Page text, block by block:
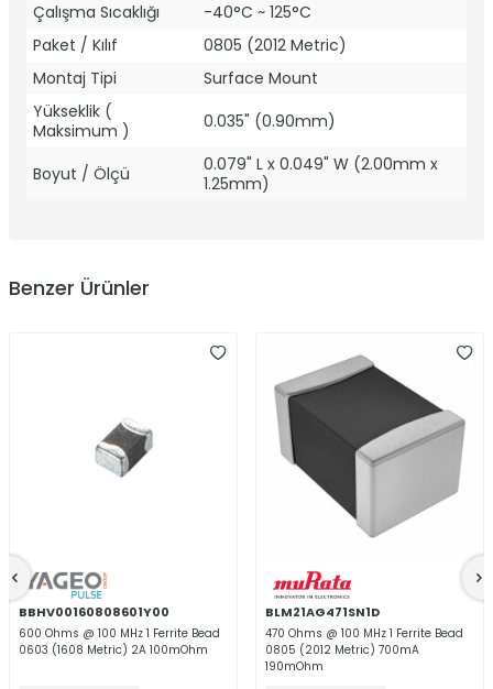
Çalışma Sıcaklığı
-40°C ~ 125°C
Paket / Kılıf
0805 (2012 Metric)
Montaj Tipi
Surface Mount
Yükseklik (
Maksimum )
0.035" (0.90mm)
Boyut / Ölçü
0.079" L x 0.049" W (2.00mm x
1.25mm)
Benzer Ürünler
BBHV00160808601Y00
600 Ohms @ 100 MHz 1 Ferrite Bead
0603 (1608 Metric) 2A 100mOhm
BLM21AG471SN1D
470 Ohms @ 100 MHz 1 Ferrite Bead
0805 (2012 Metric) 700mA
190mOhm